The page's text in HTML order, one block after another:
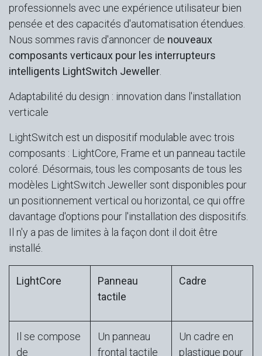
professionnels avec une expérience utilisateur bien
pensée et des capacités d'automatisation étendues.
Nous sommes ravis d'annoncer de nouveaux
composants verticaux pour les interrupteurs
intelligents LightSwitch Jeweller
Adaptabilité du design : innovation dans l'installation
verticale
LightSwitch est un dispositif modulable avec trois
composants : LightCore, Frame et un panneau tactile
coloré. Désormais, tous les composants de tous les
modèles LightSwitch Jeweller sont disponibles pour
un positionnement vertical ou horizontal, ce qui offre
davantage d'options pour l'installation des dispositifs.
Il n'y a pas de limites à la façon dont il doit être
installé.
LightCore
Panneau
tactile
Cadre
Il se compose
de
Un panneau
frontal tactile
Un cadre en
plastique pour